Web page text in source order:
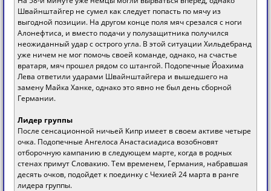
Швайнштайгер не сумел как следует попасть по мячу из
выгодной позиции. На другом конце поля мяч срезался с ноги
Алонефтиса, и вместо подачи у полузащитника получился
неожиданный удар с острого угла. В этой ситуации Хильдебранд
уже ничем не мог помочь своей команде, однако, на счастье
вратаря, мяч прошел рядом со штангой. Подопечные Йоахима
Лева ответили ударами Швайнштайгера и вышедшего на
замену Майка Ханке, однако это явно не был день сборной
Германии.
Лидер группы
После сенсационной ничьей Кипр имеет в своем активе четыре
очка. Подопечные Ангелоса Анастасиадиса возобновят
отборочную кампанию в следующем марте, когда в родных
стенах примут Словакию. Тем временем, Германия, набравшая
десять очков, подойдет к поединку с Чехией 24 марта в ранге
лидера группы.